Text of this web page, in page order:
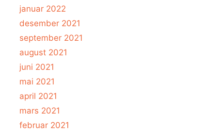
januar 2022
desember 2021
september 2021
august 2021
juni 2021
mai 2021
april 2021
mars 2021
februar 2021